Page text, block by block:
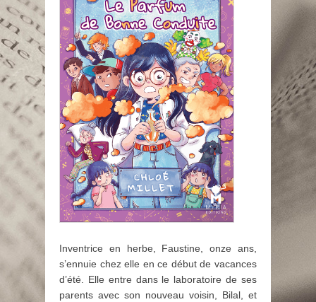
Inventrice en herbe, Faustine, onze ans,
s’ennuie chez elle en ce début de vacances
d’été. Elle entre dans le laboratoire de ses
parents avec son nouveau voisin, Bilal, et